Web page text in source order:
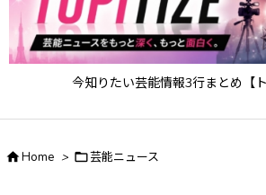
今知りたい芸能情報3行まとめ【ト
Home > 芸能ニュース